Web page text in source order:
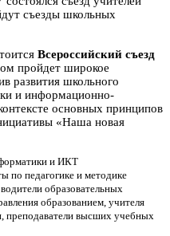
съезды школьных
Всероссийский съезд
пройдет широкое
развития школьного
и информационно-
основных принципов
«Наша новая
и ИКТ
по педагогике и методике
образовательных
образованием, учителя
преподаватели высших учебных